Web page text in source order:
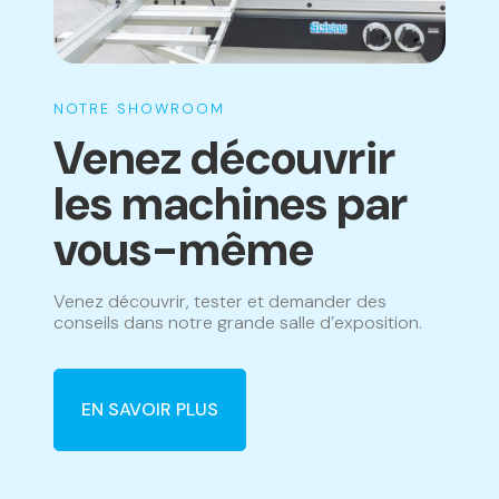
NOTRE SHOWROOM
Venez découvrir
les machines par
vous-même
Venez découvrir, tester et demander des
conseils dans notre grande salle d’exposition.
EN SAVOIR PLUS